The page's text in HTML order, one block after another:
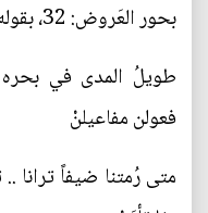
بحور العَروض: 32، بقوله:
طويلُ المدى في
فعولن مفاعيلنْ
متى رُمتنا ضيفاً ترانا